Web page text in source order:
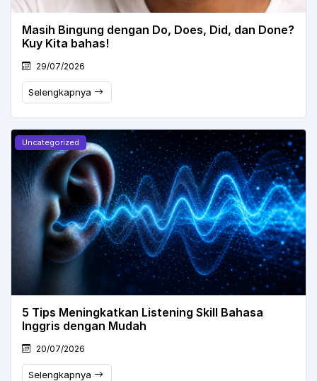
Masih Bingung dengan Do, Does, Did, dan Done?
Kuy Kita bahas!
29/07/2026
Selengkapnya
Uncategorized
5 Tips Meningkatkan Listening Skill Bahasa
Inggris dengan Mudah
20/07/2026
Selengkapnya